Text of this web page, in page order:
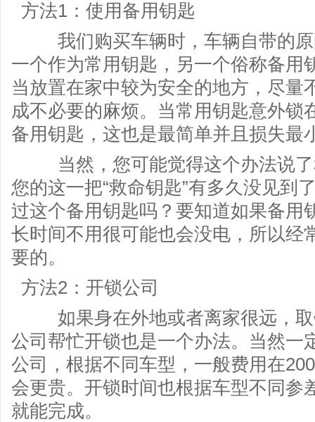
方法1：使用备用钥匙
我们购买车辆时，车辆自带的原
一个作为常用钥匙，另一个俗称备用
当放置在家中较为安全的地方，尽量
成不必要的麻烦。当常用钥匙意外锁
备用钥匙，这也是最简单并且损失最
当然，您可能觉得这个办法说了
您的这一把“救命钥匙”有多久没见到
过这个备用钥匙吗？要知道如果备用
长时间不用很可能也会没电，所以经
要的。
方法2：开锁公司
如果身在外地或者离家很远，取
公司帮忙开锁也是一个办法。当然一
公司，根据不同车型，一般费用在
会更贵。开锁时间也根据车型不同参
就能完成。